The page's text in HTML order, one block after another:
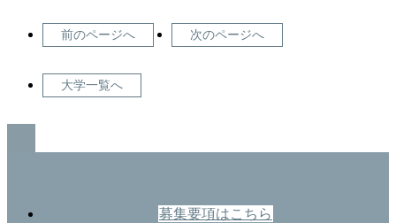
前のページへ 次のページへ
大学一覧へ
募集要項はこちら